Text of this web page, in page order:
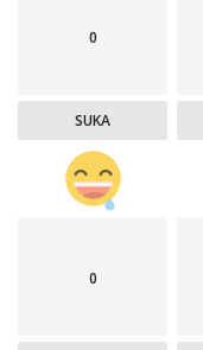
0
SUKA
0